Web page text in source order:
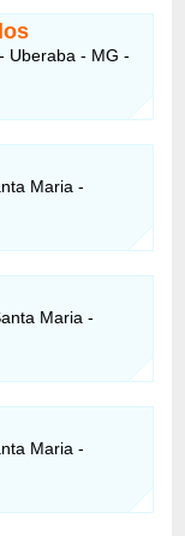
Uberaba - MG -
Maria -
Maria -
Maria -